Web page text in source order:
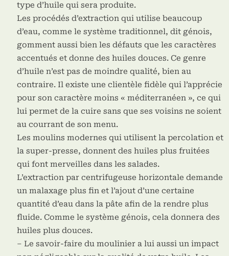
type d’huile qui sera produite.
Les procédés d’extraction qui utilise beaucoup
d’eau, comme le système traditionnel, dit génois,
gomment aussi bien les défauts que les caractères
accentués et donne des huiles douces. Ce genre
d’huile n’est pas de moindre qualité, bien au
contraire. Il existe une clientèle fidèle qui l’apprécie
pour son caractère moins « méditerranéen », ce qui
lui permet de la cuire sans que ses voisins ne soient
au courrant de son menu.
Les moulins modernes qui utilisent la percolation et
la super-presse, donnent des huiles plus fruitées
qui font merveilles dans les salades.
L’extraction par centrifugeuse horizontale demande
un malaxage plus fin et l’ajout d’une certaine
quantité d’eau dans la pâte afin de la rendre plus
fluide. Comme le système génois, cela donnera des
huiles plus douces.
– Le savoir-faire du moulinier a lui aussi un impact